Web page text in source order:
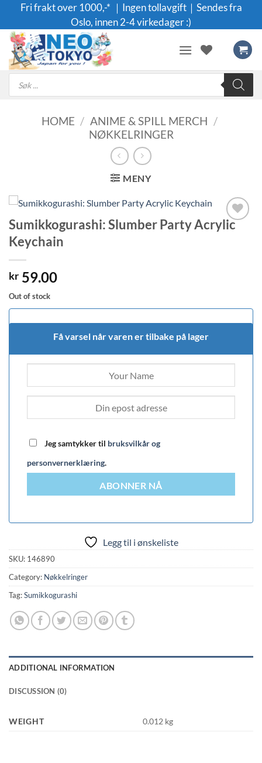
content
Fri frakt over 1000,-* ｜Ingen tollavgift｜Sendes fra
Oslo, innen 2-4 virkedager :)
Products
search
HOME / ANIME & SPILL MERCH /
NØKKELRINGER
MENY
Legg til i
Sumikkogurashi: Slumber Party Acrylic
Keychain
kr 59.00
Out of stock
Få varsel når varen er tilbake på lager
Jeg samtykker til bruksvilkår og
personvernerklæring.
ABONNER NÅ
Legg til i ønskeliste
SKU: 146890
Category: Nøkkelringer
Tag:Sumikkogurashi
ADDITIONAL INFORMATION
DISCUSSION (0)
WEIGHT 0.012 kg